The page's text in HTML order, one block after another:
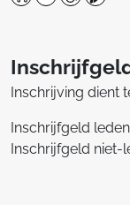
Inschrijving dient
Inschrijfgeld
Inschrijfgeld niet-